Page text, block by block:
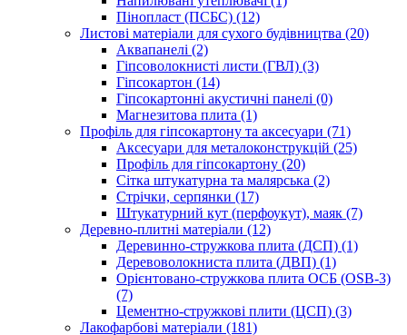
Пінопласт (ПСБС) (12)
Листові матеріали для сухого будівництва (20)
Аквапанелі (2)
Гіпсоволокнисті листи (ГВЛ) (3)
Гіпсокартон (14)
Гіпсокартонні акустичні панелі (0)
Магнезитова плита (1)
Профіль для гіпсокартону та аксесуари (71)
Аксесуари для металоконструкцій (25)
Профіль для гіпсокартону (20)
Сітка штукатурна та малярська (2)
Стрічки, серпянки (17)
Штукатурний кут (перфоукут), маяк (7)
Деревно-плитні матеріали (12)
Деревинно-стружкова плита (ДСП) (1)
Деревоволокниста плита (ДВП) (1)
Орієнтовано-стружкова плита ОСБ (OSB-3)
(7)
Цементно-стружкові плити (ЦСП) (3)
Лакофарбові матеріали (181)